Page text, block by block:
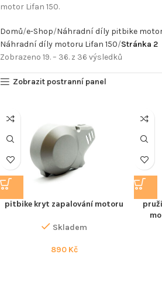
motor Lifan 150.
Domů e-Shop Náhradní díly pitbike
Náhradní díly motoru Lifan 150 Stránka 2
Zobrazeno 19. – 36. z 36 výsledků
Zobrazit postranní panel
pitbike kryt zapalování motoru
Skladem
890 Kč